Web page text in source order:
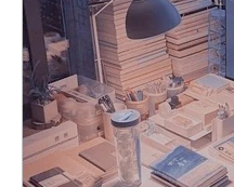
For Foreigners (EN)